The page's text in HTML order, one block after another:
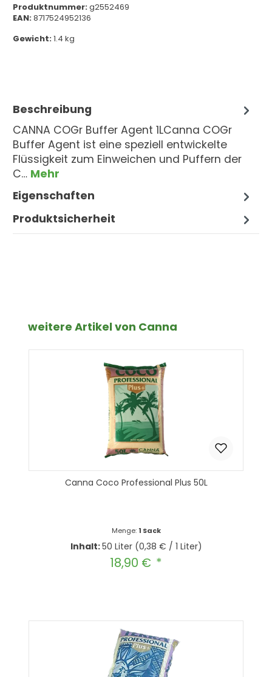
Produktnummer:g2552469
EAN:8717524952136
Gewicht:1.4 kg
Beschreibung
CANNA COGr Buffer Agent 1LCanna COGr
Buffer Agent ist eine speziell entwickelte
Flüssigkeit zum Einweichen und Puffern der
C… Mehr
Eigenschaften
Produktsicherheit
Produktgalerie überspringen
weitere Artikel von Canna
Canna Coco Professional Plus 50L
Menge: 1 Sack
Inhalt:50 Liter (0,38 € / 1 Liter)
Regulärer Preis:
18,90 €